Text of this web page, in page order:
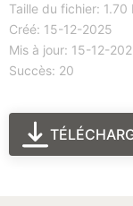
Taille du fichier: 1.70
Créé: 15-12-2025
Mis à jour: 15-12-
Succès: 20